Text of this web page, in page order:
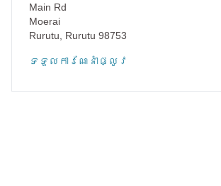
Main Rd
Moerai
Rurutu
Rurutu 98753
ទទួល​ការណែនាំ​ផ្លូវ